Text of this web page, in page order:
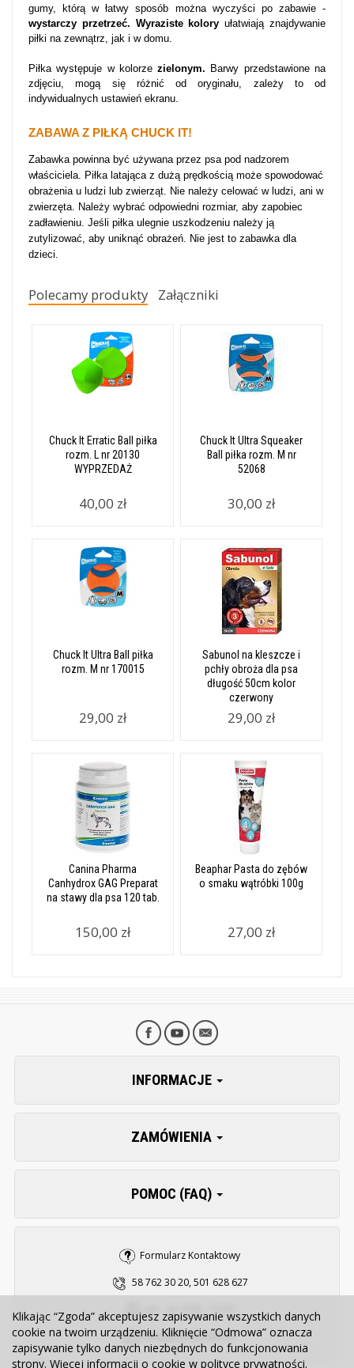
gumy, którą w łatwy sposób można wyczyści po zabawie -
wystarczy przetrzeć. Wyraziste kolory ułatwiają znajdywanie
piłki na zewnątrz, jak i w domu.
Piłka występuje w kolorzezielonym. Barwy przedstawione na
zdjęciu, mogą się różnić od oryginału, zależy to od
indywidualnych ustawień ekranu.
ZABAWA Z PIŁKĄ CHUCK IT!
Zabawka powinna być używana przez psa pod nadzorem
właściciela. Piłka latająca z dużą prędkością może spowodować
obrażenia u ludzi lub zwierząt. Nie należy celować w ludzi, ani w
zwierzęta. Należy wybrać odpowiedni rozmiar, aby zapobiec
zadławieniu. Jeśli piłka ulegnie uszkodzeniu należy ją
zutylizować, aby uniknąć obrażeń. Nie jest to zabawka dla
dzieci.
Polecamy produkty Załączniki
Chuck It Erratic Ball piłka
rozm. L nr 20130
WYPRZEDAŻ
40,00 zł
Chuck It Ultra Squeaker
Ball piłka rozm. M nr
52068
30,00 zł
Chuck It Ultra Ball piłka
rozm. M nr 170015
29,00 zł
Sabunol na kleszcze i
pchły obroża dla psa
długość 50cm kolor
czerwony
29,00 zł
Canina Pharma
Canhydrox GAG Preparat
na stawy dla psa 120 tab.
150,00 zł
Beaphar Pasta do zębów
o smaku wątróbki 100g
27,00 zł
INFORMACJE
ZAMÓWIENIA
POMOC (FAQ)
Formularz Kontaktowy
58 762 30 20, 501 628 627
sklep@zooserwis.pl
Klikając “Zgoda” akceptujesz zapisywanie wszystkich danych
cookie na twoim urządzeniu. Kliknięcie “Odmowa” oznacza
zapisywanie tylko danych niezbędnych do funkcjonowania
strony. Więcej informacji o cookie w polityce prywatności.